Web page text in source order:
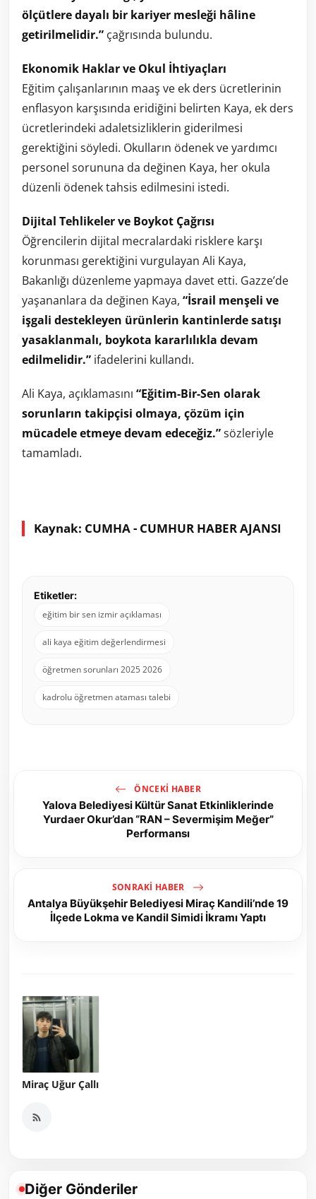
ölçütlere dayalı bir kariyer mesleği hâline
getirilmelidir.” çağrısında bulundu.
Ekonomik Haklar ve Okul İhtiyaçları
Eğitim çalışanlarının maaş ve ek ders ücretlerinin
enflasyon karşısında eridiğini belirten Kaya, ek ders
ücretlerindeki adaletsizliklerin giderilmesi
gerektiğini söyledi. Okulların ödenek ve yardımcı
personel sorununa da değinen Kaya, her okula
düzenli ödenek tahsis edilmesini istedi.
Dijital Tehlikeler ve Boykot Çağrısı
Öğrencilerin dijital mecralardaki risklere karşı
korunması gerektiğini vurgulayan Ali Kaya,
Bakanlığı düzenleme yapmaya davet etti. Gazze’de
yaşananlara da değinen Kaya, “İsrail menşeli ve
işgali destekleyen ürünlerin kantinlerde satışı
yasaklanmalı, boykota kararlılıkla devam
edilmelidir.” ifadelerini kullandı.
Ali Kaya, açıklamasını “Eğitim-Bir-Sen olarak
sorunların takipçisi olmaya, çözüm için
mücadele etmeye devam edeceğiz.”sözleriyle
tamamladı.
Kaynak: CUMHA - CUMHUR HABER AJANSI
Etiketler:
eğitim bir sen izmir açıklaması
ali kaya eğitim değerlendirmesi
öğretmen sorunları 2025 2026
kadrolu öğretmen ataması talebi
ÖNCEKI HABER
Yalova Belediyesi Kültür Sanat Etkinliklerinde
Yurdaer Okur’dan “RAN – Severmişim Meğer”
Performansı
SONRAKI HABER
Antalya Büyükşehir Belediyesi Miraç Kandili’nde 19
İlçede Lokma ve Kandil Simidi İkramı Yaptı
Miraç Uğur Çallı
Diğer Gönderiler